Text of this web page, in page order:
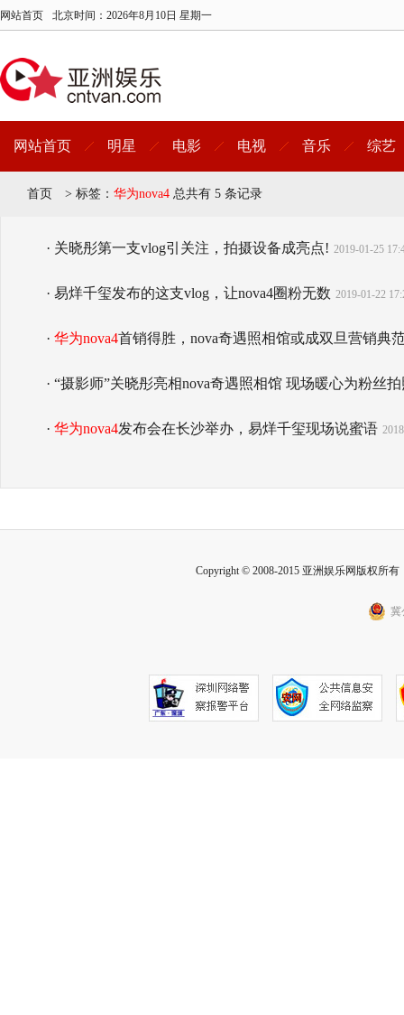
网站首页 北京时间： 2026年8月10日 星期一
网站首页 明星 电影 电视 音乐 综艺
首页 > 标签： 华为nova4 总共有 5 条记录
· 关晓彤第一支vlog引关注，拍摄设备成亮点! 2019-01-25
· 易烊千玺发布的这支vlog，让nova4圈粉无数 2019-01-22
· 华为nova4首销得胜，nova奇遇照相馆或成双旦营销典
· “摄影师”关晓彤亮相nova奇遇照相馆 现场暖心为粉丝
· 华为nova4发布会在长沙举办，易烊千玺现场说蜜语
Copyright © 2008-2015 亚洲娱乐网版权所
冀